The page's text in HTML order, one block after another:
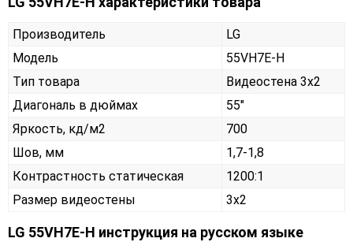
Производитель
LG
Модель
55VH7E-H
Тип товара
Видеостена 3х2
Диагональ в дюймах
55"
Яркость, кд/м2
700
Шов, мм
1,7-1,8
Контрастность статическая
1200:1
Размер видеостены
3x2
LG 55VH7E-H инструкция на русском языке